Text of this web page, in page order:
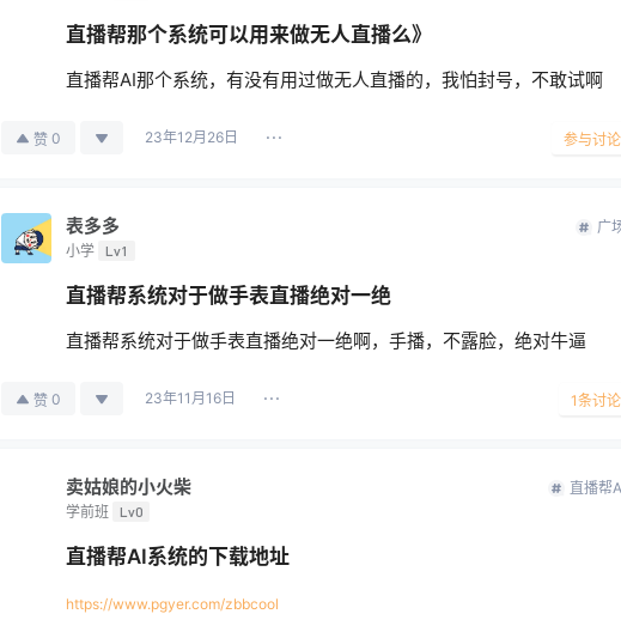
直播帮那个系统可以用来做无人直播么》
直播帮AI那个系统，有没有用过做无人直播的，我怕封号，不敢试啊
赞 0 23年12月26日 参与讨论
表多多
小学 Lv1
广
直播帮系统对于做手表直播绝对一绝
直播帮系统对于做手表直播绝对一绝啊，手播，不露脸，绝对牛逼
赞 0 23年11月16日 1条讨论
卖姑娘的小火柴
学前班 Lv0
直播帮
直播帮AI系统的下载地址
https://www.pgyer.com/zbbcool